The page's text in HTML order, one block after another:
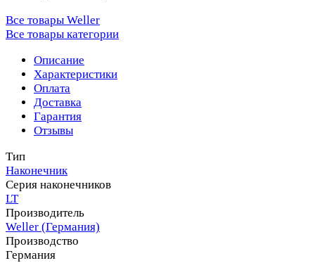
Все товары Weller
Все товары категории
Описание
Характеристики
Оплата
Доставка
Гарантия
Отзывы
Тип
Наконечник
Серия наконечников
LT
Производитель
Weller (Германия)
Производство
Германия